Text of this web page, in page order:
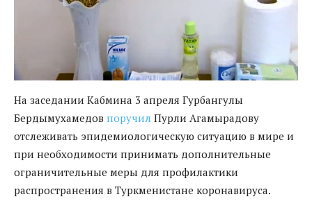
На заседании Кабмина 3 апреля Гурбангулы
Бердымухамедов поручил Пурли Агамырадову
отслеживать эпидемиологическую ситуацию в мире и
при необходимости принимать дополнительные
ограничительные меры для профилактики
распространения в Туркменистане коронавируса.